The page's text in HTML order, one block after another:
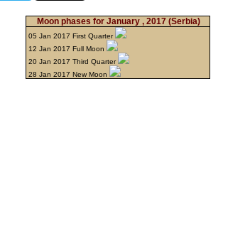
Moon phases for January , 2017 (Serbia)
05 Jan 2017 First Quarter
12 Jan 2017 Full Moon
20 Jan 2017 Third Quarter
28 Jan 2017 New Moon